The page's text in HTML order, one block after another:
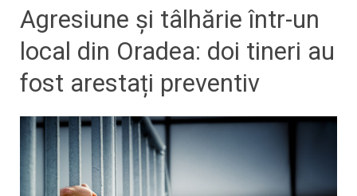
Agresiune și tâlhărie într-un
local din Oradea: doi tineri au
fost arestați preventiv